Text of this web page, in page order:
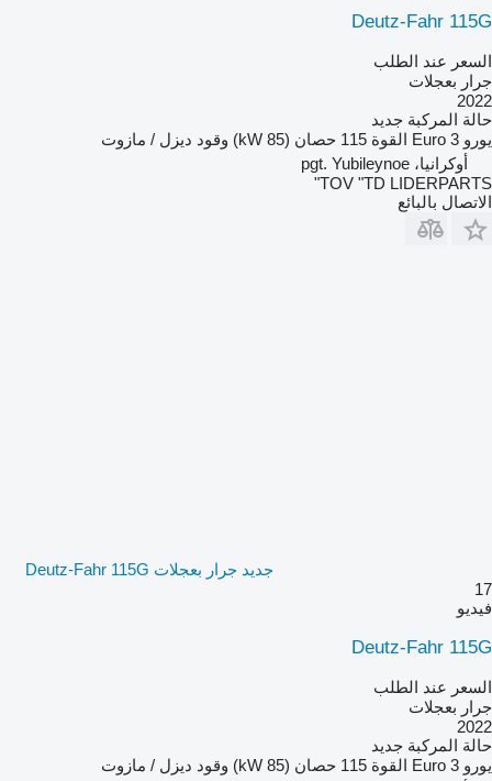
Deutz-Fahr 115G
السعر عند الطلب
جرار بعجلات
2022
حالة المركبة جديد
يورو Euro 3 القوة 115 حصان (85 kW) وقود ديزل / مازوت
أوكرانيا، pgt. Yubileynoe
TOV "TD LIDERPARTS"
الاتصال بالبائع
جديد جرار بعجلات Deutz-Fahr 115G
17
فيديو
Deutz-Fahr 115G
السعر عند الطلب
جرار بعجلات
2022
حالة المركبة جديد
يورو Euro 3 القوة 115 حصان (85 kW) وقود ديزل / مازوت